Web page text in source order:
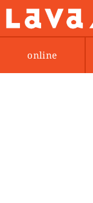
online